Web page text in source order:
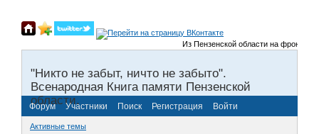
Из Пензенской области на фронты
"Никто не забыт, ничто не забыто".
Всенародная Книга памяти Пензенской
области.
Форум Участники Поиск Регистрация Войти
Активные темы